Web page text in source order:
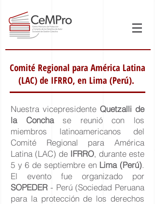
Comité Regional para América Latina
(LAC) de IFRRO, en Lima (Perú).
Nuestra vicepresidente Quetzalli de
la Conchase reunió con los
miembros latinoamericanos del
Comité Regional para América
Latina (LAC) de IFRRO, durante este
5 y 6 de septiembre en Lima (Perú).
El evento fue organizado por
SOPEDER - Perú (Sociedad Peruana
para la protección de los derechos